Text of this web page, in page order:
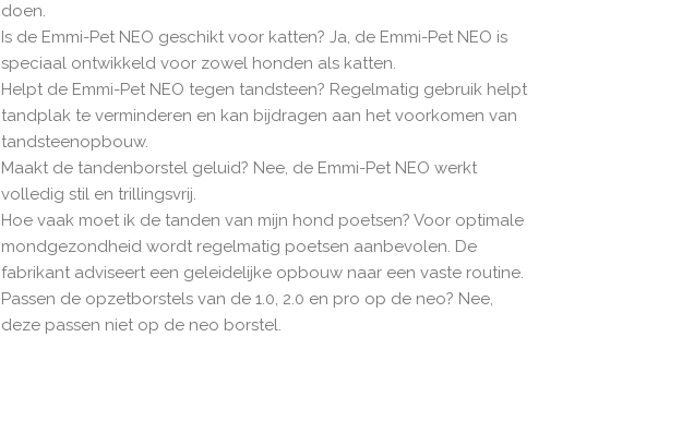
doen.
Is de Emmi-Pet NEO geschikt voor katten? Ja, de Emmi-Pet NEO is
speciaal ontwikkeld voor zowel honden als katten.
Helpt de Emmi-Pet NEO tegen tandsteen? Regelmatig gebruik helpt
tandplak te verminderen en kan bijdragen aan het voorkomen van
tandsteenopbouw.
Maakt de tandenborstel geluid? Nee, de Emmi-Pet NEO werkt
volledig stil en trillingsvrij.
Hoe vaak moet ik de tanden van mijn hond poetsen? Voor optimale
mondgezondheid wordt regelmatig poetsen aanbevolen. De
fabrikant adviseert een geleidelijke opbouw naar een vaste routine.
Passen de opzetborstels van de 1.0, 2.0 en pro op de neo? Nee,
deze passen niet op de neo borstel.